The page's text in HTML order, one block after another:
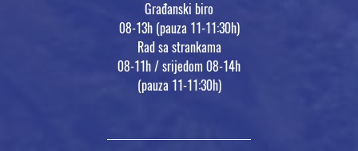
Građanski biro
08-13h (pauza 11-11:30h)
Rad sa strankama
08-11h / srijedom 08-14h
(pauza 11-11:30h)